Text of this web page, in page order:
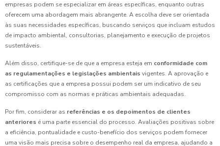
empresas podem se especializar em áreas específicas, enquanto outras
oferecem uma abordagem mais abrangente. A escolha deve ser orientada
às suas necessidades específicas, buscando serviços que incluam estudos
de impacto ambiental, consultorias, planejamento e execução de projetos
sustentáveis.
Além disso, certifique-se de que a empresa esteja em conformidade com
as regulamentações e legislações ambientais vigentes. A aprovação e
as certificações que a empresa possui podem ser um indicativo de seu
compromisso com as normas e práticas ambientais adequadas.
Por fim, considerar as referências e os depoimentos de clientes
anteriores é uma parte essencial do processo. Avaliações positivas sobre
a eficiência, pontualidade e custo-benefício dos serviços podem fornecer
uma visão mais precisa sobre o desempenho real da empresa, ajudando a